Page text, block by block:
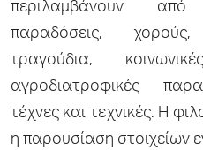
περιλαμβάνουν
παραδόσεις,
τραγούδια,
αγροδιατροφικές
τέχνες και τεχνικές. Η
η παρουσίαση στοιχείων